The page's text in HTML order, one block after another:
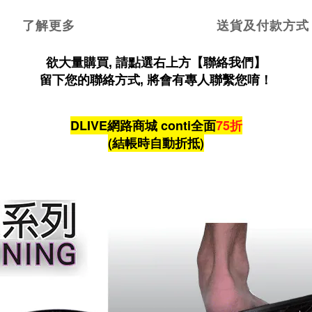
了解更多 送貨及付款方式
欲大量購買, 請點選右上方【聯絡我們】
留下您的聯絡方式, 將會有專人聯繫您唷！
DLIVE網路商城 conti全面75折
(結帳時自動折抵)